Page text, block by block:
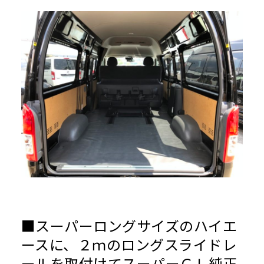
■スーパーロングサイズのハイエ
ースに、２ｍのロングスライドレ